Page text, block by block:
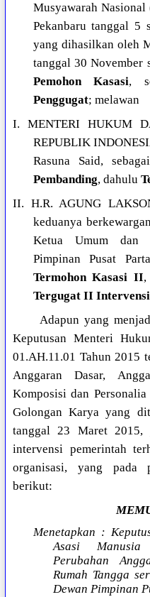
Musyawarah
Pekanbaru tanggal 5
yang dihasilkan oleh
tanggal 30 November
Pemohon Kasasi,
Penggugat; melawan
I. MENTERI HUKUM
REPUBLIK
Rasuna Said,
Pembanding, dahulu
II. H.R. AGUNG
keduanya
Ketua Umum dan
Pimpinan Pusat
Termohon Kasasi II
Tergugat II Intervensi
Adapun yang
Keputusan Menteri
01.AH.11.01 Tahun 2015
Anggaran Dasar,
Komposisi dan
Golongan Karya yang
tanggal 23 Maret 2015,
intervensi pemerintah
organisasi, yang pada
berikut:
Menetapkan :
Asasi
Perubahan
Rumah Tangga
Dewan Pimpinan